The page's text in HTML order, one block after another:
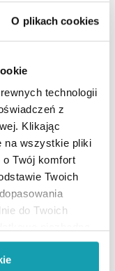
O plikach cookies
technologii
z
Klikając
na wszystkie pliki
Twój komfort
Twoich
do Twoich
jego
dane o tym jak